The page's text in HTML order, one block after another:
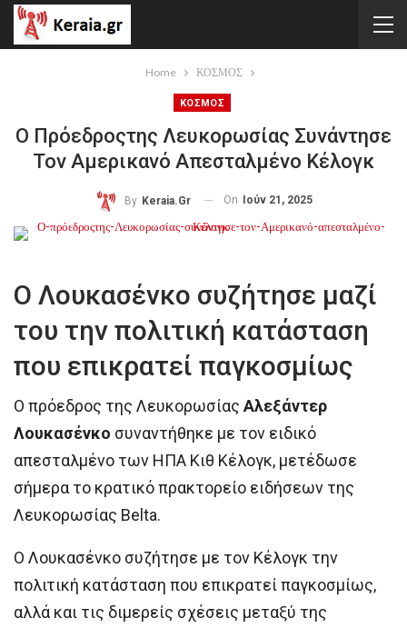
Home ΚΟΣΜΟΣ
ΚΟΣΜΟΣ
Ο Πρόεδροςτης Λευκορωσίας Συνάντησε
Τον Αμερικανό Απεσταλμένο Κέλογκ
By Keraia.gr On Ιούν 21, 2025
Ο Λουκασένκο συζήτησε μαζί
του την πολιτική κατάσταση
που επικρατεί παγκοσμίως
Ο πρόεδρος της Λευκορωσίας Αλεξάντερ
Λουκασένκο συναντήθηκε με τον ειδικό
απεσταλμένο των ΗΠΑ Κιθ Κέλογκ, μετέδωσε
σήμερα το κρατικό πρακτορείο ειδήσεων της
Λευκορωσίας Belta.
Ο Λουκασένκο συζήτησε με τον Κέλογκ την
πολιτική κατάσταση που επικρατεί παγκοσμίως,
αλλά και τις διμερείς σχέσεις μεταξύ της